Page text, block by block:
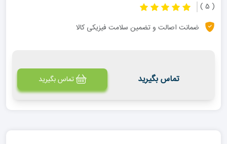
( 5 )
ضمانت اصالت و تضمین سلامت فیزیکی کالا
تماس بگیرید تماس بگیرید